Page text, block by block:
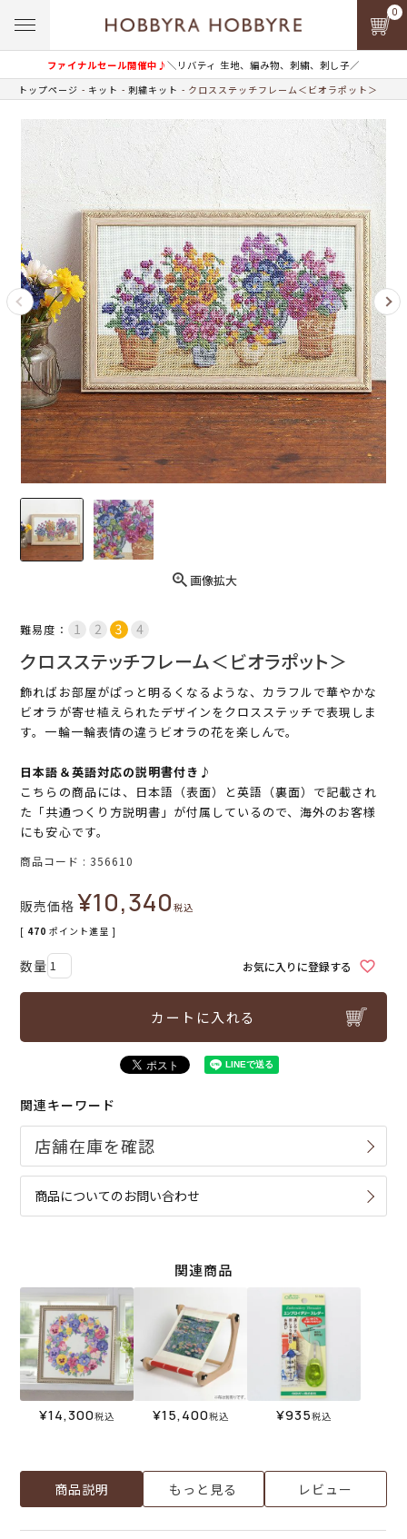
ファイナルセール開催中♪＼リバティ 生地、編み物、刺繍、刺し子／
0
トップページ キット 刺繍キット クロスステッチフレーム＜ビオラポット＞
画像拡大
難易度：
クロスステッチフレーム＜ビオラポット＞
飾ればお部屋がぱっと明るくなるような、カラフルで華やかな
ビオラが寄せ植えられたデザインをクロスステッチで表現しま
す。一輪一輪表情の違うビオラの花を楽しんで。
日本語＆英語対応の説明書付き♪
こちらの商品には、日本語（表面）と英語（裏面）で記載され
た「共通つくり方説明書」が付属しているので、海外のお客様
にも安心です。
商品コード 356610
販売価格 ¥10,340税込
[ 470 ポイント進呈 ]
お気に入りに登録する
カートに入れる
関連キーワード
商品についてのお問い合わせ
関連商品
¥14,300税込 ¥15,400税込 ¥935税込
商品説明 もっと見る レビュー